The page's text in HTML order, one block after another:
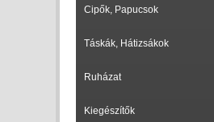
Cipők, Papucsok
Táskák, Hátizsákok
Ruházat
Kiegészítők